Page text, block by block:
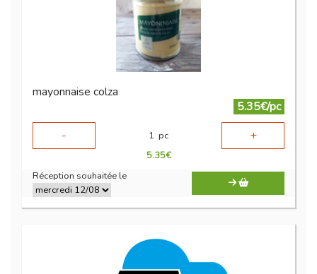
mayonnaise colza
5.35€/pc
-
1 pc +
5.35€
Réception souhaitée le